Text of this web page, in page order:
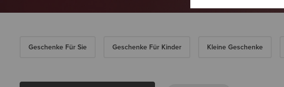
Geschenke Für Sie Geschenke Für Kinder Kleine Geschenke